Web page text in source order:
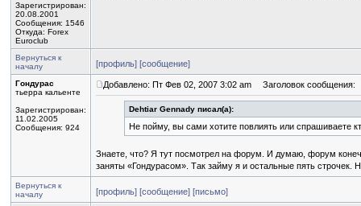
Зарегистрирован:
20.08.2001
Сообщения: 1546
Откуда: Forex
Euroclub
Вернуться к
началу
[профиль] [сообщение]
Гондурас
тьерра кальенте
Зарегистрирован:
11.02.2005
Сообщения: 924
Добавлено: Пт Фев 02, 2007 3:02 am Заголовок сообщения:
Dehtiar Gennady писал(а):
Не пойму, вы сами хотите повлиять или спрашиваете
Знаете, что? Я тут посмотрел на форум. И думаю, форум
заняты «Гондурасом». Так займу я и остальные пять строчек.
Вернуться к
началу
[профиль] [сообщение] [письмо]